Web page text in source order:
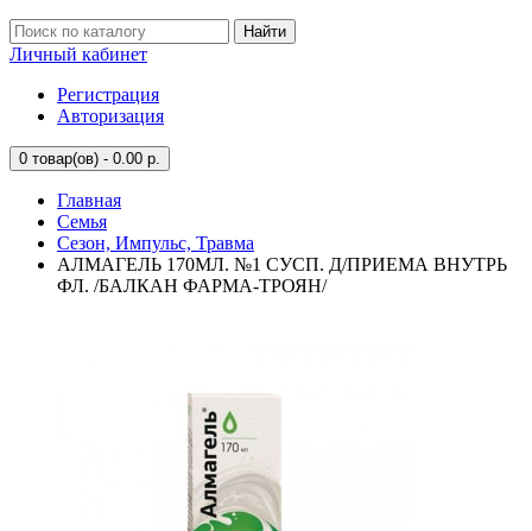
Найти
Личный кабинет
Регистрация
Авторизация
0 товар(ов) - 0.00 р.
Главная
Семья
Сезон, Импульс, Травма
АЛМАГЕЛЬ 170МЛ. №1 СУСП. Д/ПРИЕМА ВНУТРЬ
ФЛ. /БАЛКАН ФАРМА-ТРОЯН/